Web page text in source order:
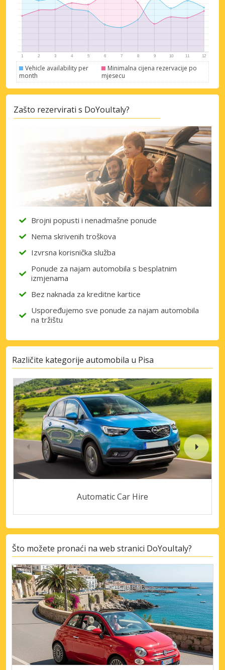
Vehicle availability per
month
Minimalna cijena rezervacije po
mjesecu
Zašto rezervirati s DoYouItaly?
Brojni popusti i nenadmašne ponude
Nema skrivenih troškova
Izvrsna korisnička služba
Ponude za najam automobila s besplatnim
izmjenama
Bez naknada za kreditne kartice
Uspoređujemo sve ponude za najam automobila
na tržištu
Različite kategorije automobila u Pisa
Automatic Car Hire
Što možete pronaći na web stranici DoYouItaly?